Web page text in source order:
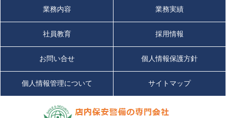
業務内容 業務実績
社員教育 採用情報
お問い合せ 個人情報保護方針
個人情報管理について サイトマップ